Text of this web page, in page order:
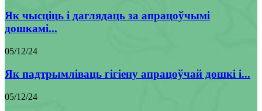
Як чысціць і даглядаць за апрацоўчымі
дошкамі...
05/12/24
Як падтрымліваць гігіену апрацоўчай дошкі і...
05/12/24